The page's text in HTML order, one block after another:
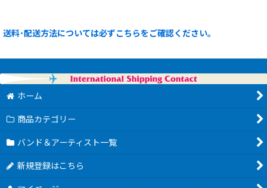
送料･配送方法については必ずこちらをご確認ください。
ホーム
商品カテゴリー
バンド＆アーティスト一覧
新規登録はこちら